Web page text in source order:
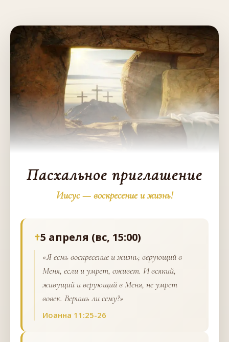
Пасхальное приглашение
Иисус — воскресение и жизнь!
5 апреля (вс, 15:00)
«Я есмь воскресение и жизнь; верующий в
Меня, если и умрет, оживет. И всякий,
живущий и верующий в Меня, не умрет
вовек. Веришь ли сему?»
Иоанна 11:25-26